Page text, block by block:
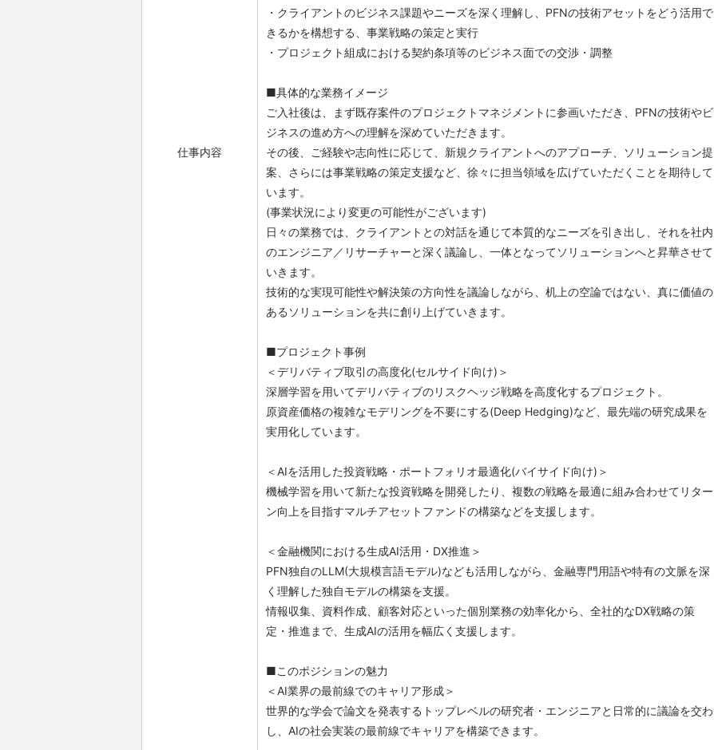
仕事内容
・クライアントのビジネス課題やニーズを深く理解し、PFNの技術アセットをどう活用で
きるかを構想する、事業戦略の策定と実行
・プロジェクト組成における契約条項等のビジネス面での交渉・調整
■具体的な業務イメージ
ご入社後は、まず既存案件のプロジェクトマネジメントに参画いただき、PFNの技術やビ
ジネスの進め方への理解を深めていただきます。
その後、ご経験や志向性に応じて、新規クライアントへのアプローチ、ソリューション提
案、さらには事業戦略の策定支援など、徐々に担当領域を広げていただくことを期待して
います。
(事業状況により変更の可能性がございます)
日々の業務では、クライアントとの対話を通じて本質的なニーズを引き出し、それを社内
のエンジニア／リサーチャーと深く議論し、一体となってソリューションへと昇華させて
いきます。
技術的な実現可能性や解決策の方向性を議論しながら、机上の空論ではない、真に価値の
あるソリューションを共に創り上げていきます。
■プロジェクト事例
＜デリバティブ取引の高度化(セルサイド向け)＞
深層学習を用いてデリバティブのリスクヘッジ戦略を高度化するプロジェクト。
原資産価格の複雑なモデリングを不要にする(Deep Hedging)など、最先端の研究成果を
実用化しています。
＜AIを活用した投資戦略・ポートフォリオ最適化(バイサイド向け)＞
機械学習を用いて新たな投資戦略を開発したり、複数の戦略を最適に組み合わせてリター
ン向上を目指すマルチアセットファンドの構築などを支援します。
＜金融機関における生成AI活用・DX推進＞
PFN独自のLLM(大規模言語モデル)なども活用しながら、金融専門用語や特有の文脈を深
く理解した独自モデルの構築を支援。
情報収集、資料作成、顧客対応といった個別業務の効率化から、全社的なDX戦略の策
定・推進まで、生成AIの活用を幅広く支援します。
■このポジションの魅力
＜AI業界の最前線でのキャリア形成＞
世界的な学会で論文を発表するトップレベルの研究者・エンジニアと日常的に議論を交わ
し、AIの社会実装の最前線でキャリアを構築できます。